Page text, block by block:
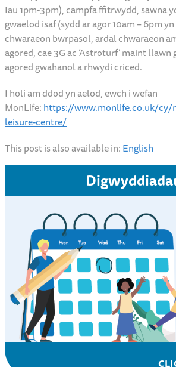
Iau 1pm-3pm), campfa ffitrwydd, sawna
gwaelod isaf (sydd ar agor 10am – 6pm
chwaraeon bwrpasol, ardal chwaraeon
agored, cae 3G ac ‘Astroturf’ maint llawn
agored gwahanol a rhwydi criced.
I holi am ddod yn aelod, ewch i wefan
MonLife:https://www.monlife.co.uk/
leisure-centre/
This post is also available in:English